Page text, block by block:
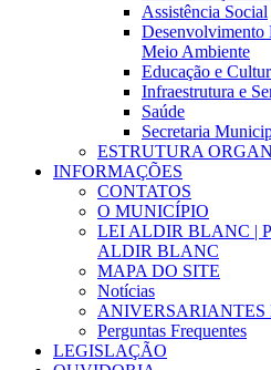
Assistência Social
Desenvolvimento
Meio Ambiente
Educação e
Infraestrutura e
Saúde
Secretaria
ESTRUTURA
INFORMAÇÕES
CONTATOS
O MUNICÍPIO
LEI ALDIR BLANC |
ALDIR BLANC
MAPA DO SITE
Notícias
ANIVERSARIANTES
Perguntas Frequentes
LEGISLAÇÃO